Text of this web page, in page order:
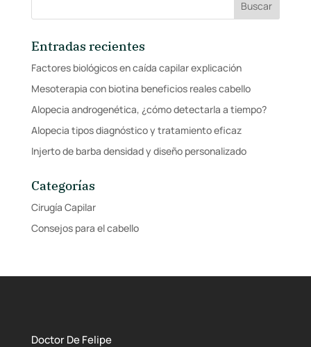
Entradas recientes
Factores biológicos en caída capilar explicación
Mesoterapia con biotina beneficios reales cabello
Alopecia androgenética, ¿cómo detectarla a tiempo?
Alopecia tipos diagnóstico y tratamiento eficaz
Injerto de barba densidad y diseño personalizado
Categorías
Cirugía Capilar
Consejos para el cabello
Doctor De Felipe